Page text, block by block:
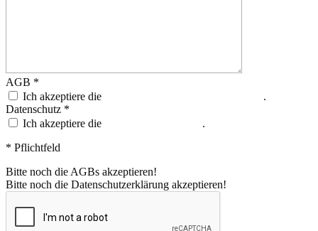
AGB *
Ich akzeptiere die
.
Datenschutz *
Ich akzeptiere die
.
* Pflichtfeld
Bitte noch die AGBs akzeptieren!
Bitte noch die Datenschutzerklärung akzeptieren!